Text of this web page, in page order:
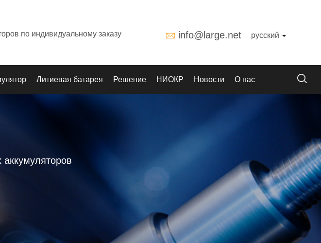
по индивидуальному заказу info@large.net русский
Литиевая батарея Решение НИОКР Новости О нас